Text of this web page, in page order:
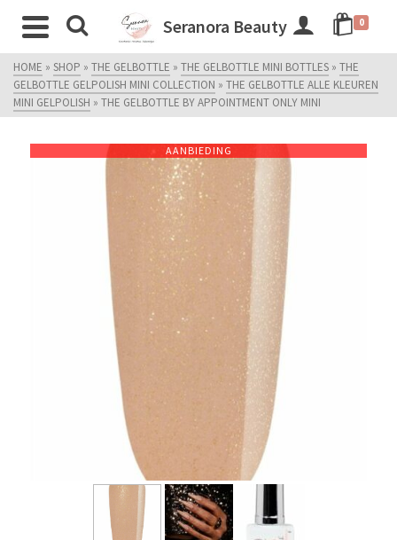
Seranora Beauty 0
HOME » SHOP » THE GELBOTTLE » THE GELBOTTLE MINI BOTTLES » THE
GELBOTTLE GELPOLISH MINI COLLECTION » THE GELBOTTLE ALLE KLEUREN
MINI GELPOLISH » THE GELBOTTLE BY APPOINTMENT ONLY MINI
AANBIEDING